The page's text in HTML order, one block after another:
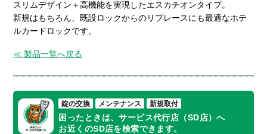
スリムデザイン＋高機能を実現したエスカチオンタイプ。
新規はもちろん、既設ロックからのリプレースにも最適なホテ
ルカードロックです。
≪ 製品一覧へ戻る
錠の交換 メンテナンス 新規取付
困ったときは、サービス代行店（SD店）へ
お近くのSD店を検索できます。